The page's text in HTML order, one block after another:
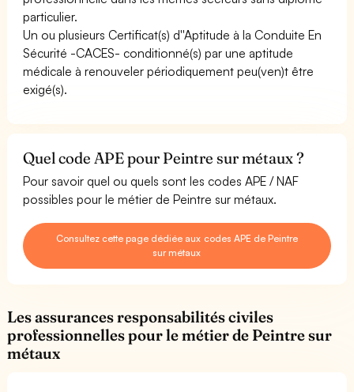
particulier.
Un ou plusieurs Certificat(s) d''Aptitude à la Conduite En
Sécurité -CACES- conditionné(s) par une aptitude
médicale à renouveler périodiquement peu(ven)t être
exigé(s).
Quel code APE pour Peintre sur métaux ?
Pour savoir quel ou quels sont les codes APE / NAF
possibles pour le métier de Peintre sur métaux.
Consultez cette page dédiée aux codes APE de Peintre
sur métaux
Les assurances responsabilités civiles
professionnelles pour le métier de Peintre sur
métaux